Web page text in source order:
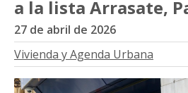
a la lista Arrasate,
27 de abril de 2026
Vivienda y Agenda Urbana